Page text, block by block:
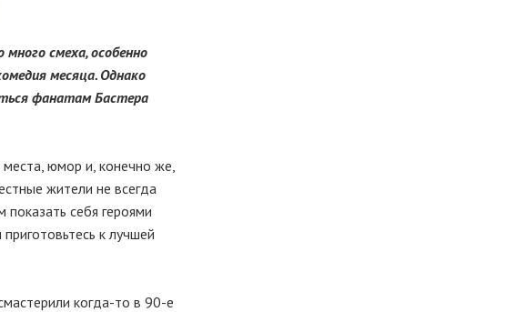
смеха, особенно
месяца. Однако
фанатам Бастера
юмор и, конечно же,
жители не всегда
себя героями
к лучшей
когда-то в 90-е